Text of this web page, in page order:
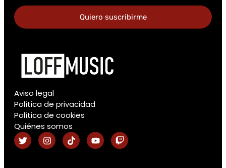
Quiero suscribirme
Aviso legal
Política de privacidad
Política de cookies
Quiénes somos